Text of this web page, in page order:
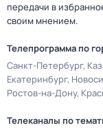
передачи в
своим мнением.
Телепрограмма по
Санкт-Петербург
Екатеринбург
Ростов-на-Дону
Телеканалы по